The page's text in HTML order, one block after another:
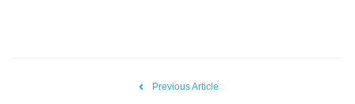
Previous Article